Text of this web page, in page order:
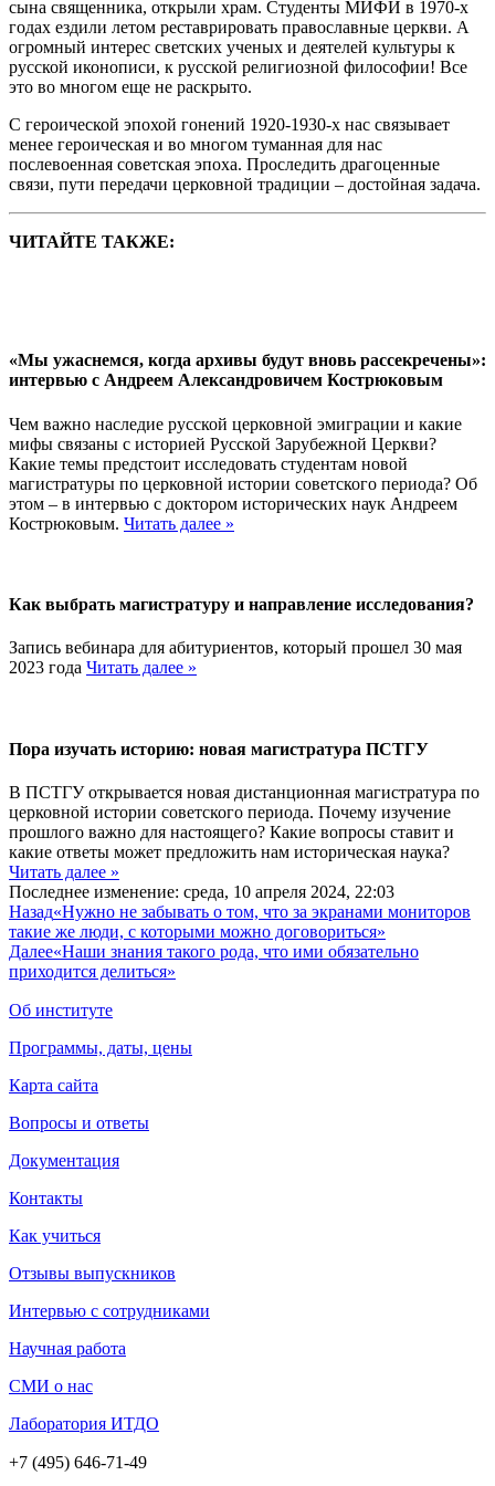
сына священника, открыли храм. Студенты МИФИ в 1970-х
годах ездили летом реставрировать православные церкви. А
огромный интерес светских ученых и деятелей культуры к
русской иконописи, к русской религиозной философии! Все
это во многом еще не раскрыто.
С героической эпохой гонений 1920-1930-х нас связывает
менее героическая и во многом туманная для нас
послевоенная советская эпоха. Проследить драгоценные
связи, пути передачи церковной традиции – достойная задача.
ЧИТАЙТЕ ТАКЖЕ:
«Мы ужаснемся, когда архивы будут вновь рассекречены»:
интервью с Андреем Александровичем Кострюковым
Чем важно наследие русской церковной эмиграции и какие
мифы связаны с историей Русской Зарубежной Церкви?
Какие темы предстоит исследовать студентам новой
магистратуры по церковной истории советского периода? Об
этом – в интервью с доктором исторических наук Андреем
Кострюковым. Читать далее »
Как выбрать магистратуру и направление исследования?
Запись вебинара для абитуриентов, который прошел 30 мая
2023 года Читать далее »
Пора изучать историю: новая магистратура ПСТГУ
В ПСТГУ открывается новая дистанционная магистратура по
церковной истории советского периода. Почему изучение
прошлого важно для настоящего? Какие вопросы ставит и
какие ответы может предложить нам историческая наука?
Читать далее »
Последнее изменение: среда, 10 апреля 2024, 22:03
Назад«Нужно не забывать о том, что за экранами мониторов
такие же люди, с которыми можно договориться»
Далее«Наши знания такого рода, что ими обязательно
приходится делиться»
Об институте
Программы, даты, цены
Карта сайта
Вопросы и ответы
Документация
Контакты
Как учиться
Отзывы выпускников
Интервью с сотрудниками
Научная работа
СМИ о нас
Лаборатория ИТДО
+7 (495) 646-71-49